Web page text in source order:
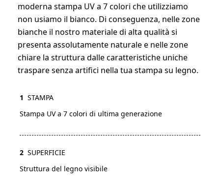
moderna stampa UV a 7 colori che utilizziamo
non usiamo il bianco. Di conseguenza, nelle zone
bianche il nostro materiale di alta qualità si
presenta assolutamente naturale e nelle zone
chiare la struttura dalle caratteristiche uniche
traspare senza artifici nella tua stampa su legno.
1 STAMPA
Stampa UV a 7 colori di ultima generazione
2 SUPERFICIE
Struttura del legno visibile